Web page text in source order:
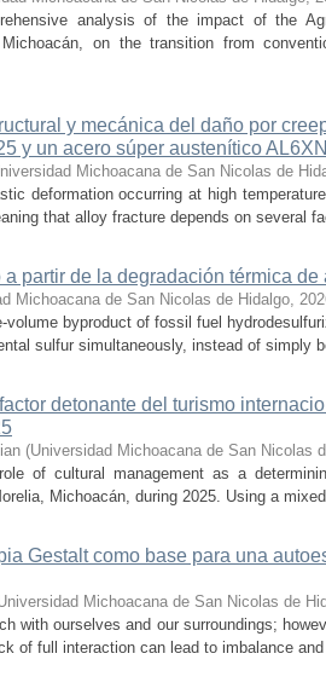
analysis of the impact of the
on the transition from
y mecánica del daño por
y un acero súper austenítico
Michoacana de San Nicolas de
deformation occurring at high
that alloy fracture depends on several
partir de la degradación térmica
Michoacana de San Nicolas de Hidalgo,
volume byproduct of fossil fuel
sulfur simultaneously, instead of simply
detonante del turismo
(Universidad Michoacana de San Nicolas
of cultural management as a
Michoacán, during 2025. Using a
Gestalt como base para una
Michoacana de San Nicolas de
with ourselves and our surroundings;
of full interaction can lead to imbalance